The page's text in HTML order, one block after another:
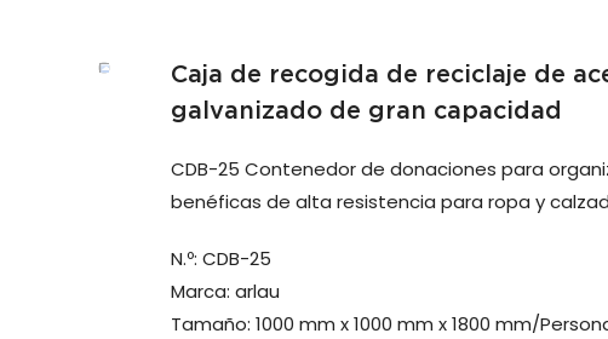
Caja de recogida de reciclaje de
galvanizado de gran capacidad
CDB-25 Contenedor de donaciones para
benéficas de alta resistencia para ropa y
N.º: CDB-25
Marca: arlau
Tamaño: 1000 mm x 1000 mm x 1800 mm/